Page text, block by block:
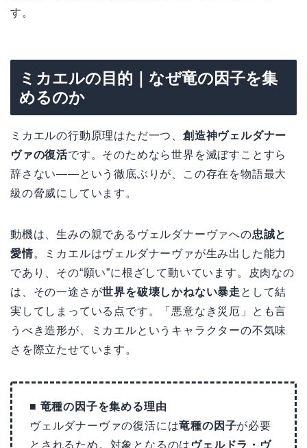
す。
ミカエルの目的｜なぜ竜の因子を集
めるのか
ミカエルの行動原理はただ一つ、 創造神ヴェルダナー
ヴァの復活です。そのためなら世界を滅ぼすことすら
辞さない——という徹底ぶりが、この存在を物語最大
級の脅威にしています。
動機は、生みの親であるヴェルダナーヴァへの忠誠と
愛情。ミカエルはヴェルダナーヴァが生み出した能力
であり、その“願い”に根ざして動いています。皮肉なの
は、その一途さが世界を破壊しかねない暴走 として結
実してしまっている点です。「悪意なき災厄」とも言
うべき造形が、ミカエルというキャラクターの不気味
さを際立たせています。
■ 竜種の因子を集める理由
ヴェルダナーヴァの復活には竜種の因子が必要
とされるため。対象となるのは ヴェルドラ・ヴ